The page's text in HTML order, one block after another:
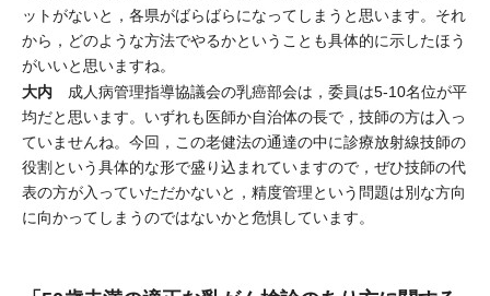
ットがないと，各県がばらばらになってしまうと思います。それ
から，どのような方法でやるかということも具体的に示したほう
がいいと思いますね。
大内 成人病管理指導協議会の乳癌部会は，委員は5-10名位が平
均だと思います。いずれも医師か自治体の長で，技師の方は入っ
ていませんね。今回，この老健法の通達の中に診療放射線技師の
役割という具体的な形で盛り込まれていますので，ぜひ技師の代
表の方が入っていただかないと，精度管理という問題は別な方向
に向かってしまうのではないかと危惧しています。